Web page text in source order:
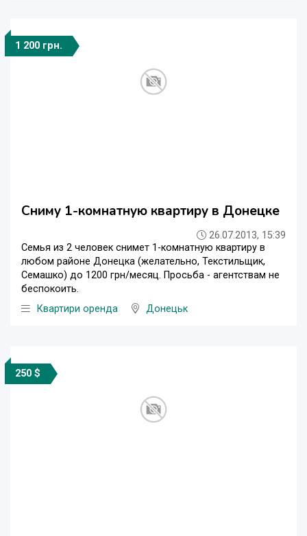
1 200 грн.
Сниму 1-комнатную квартиру в Донецке
26.07.2013, 15:39
Семья из 2 человек снимет 1-комнатную квартиру в
любом районе Донецка (желательно, Текстильщик,
Семашко) до 1200 грн/месяц. Просьба - агентствам не
беспокоить.
Квартири оренда
Донецьк
250 $